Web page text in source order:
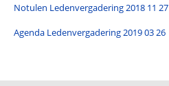
Notulen Ledenvergadering 2018 11 27
Agenda Ledenvergadering 2019 03 26